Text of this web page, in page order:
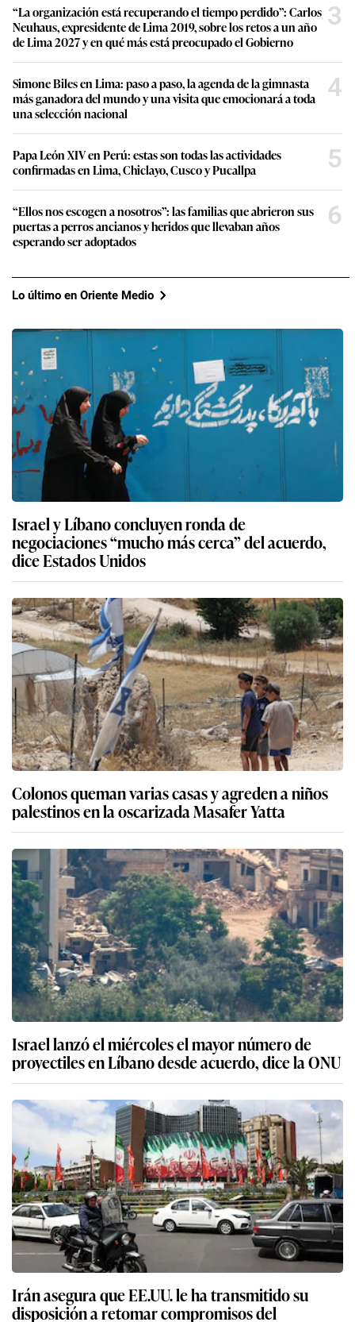
“La organización está recuperando el tiempo perdido”: Carlos
Neuhaus, expresidente de Lima 2019, sobre los retos a un año
de Lima 2027 y en qué más está preocupado el Gobierno
3
Simone Biles en Lima: paso a paso, la agenda de la gimnasta
más ganadora del mundo y una visita que emocionará a toda
una selección nacional
4
Papa León XIV en Perú: estas son todas las actividades
confirmadas en Lima, Chiclayo, Cusco y Pucallpa
5
“Ellos nos escogen a nosotros”: las familias que abrieron sus
puertas a perros ancianos y heridos que llevaban años
esperando ser adoptados
6
Lo último en Oriente Medio
Israel y Líbano concluyen ronda de
negociaciones “mucho más cerca” del acuerdo,
dice Estados Unidos
Colonos queman varias casas y agreden a niños
palestinos en la oscarizada Masafer Yatta
Israel lanzó el miércoles el mayor número de
proyectiles en Líbano desde acuerdo, dice la ONU
Irán asegura que EE.UU. le ha transmitido su
disposición a retomar compromisos del